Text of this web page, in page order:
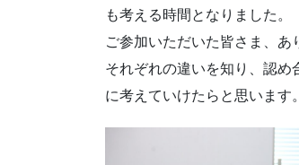
も考える時間となりました。
ご参加いただいた皆さま、あ
それぞれの違いを知り、認
に考えていけたらと思います。